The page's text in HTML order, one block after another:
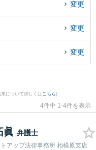
を今すぐに弁護士に相談した
くの弁護士を検索したい』
模原市緑区内の弁護士に相談
変更
変更
変更
について詳しくは こちら)
4件中 1-4件を表示
眞 弁護士
アップ法律事務所 相模原支店